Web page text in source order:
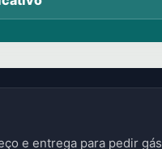
e entrega para pedir gás